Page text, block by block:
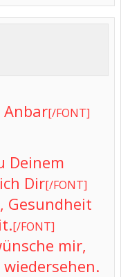
Anbar[/FONT]
Deinem
Dir[/FONT]
Gesundheit
[/FONT]
mir,